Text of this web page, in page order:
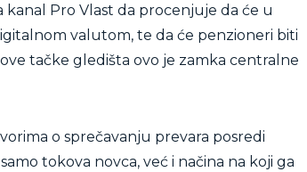
kanal Pro Vlast da procenjuje da će u
valutom, te da će penzioneri biti
tačke gledišta ovo je zamka centralne
o sprečavanju prevara posredi
tokova novca, već i načina na koji ga